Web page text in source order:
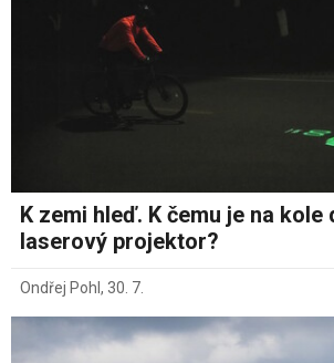
K zemi hleď. K čemu je na kole
laserový projektor?
Ondřej Pohl , 30. 7.